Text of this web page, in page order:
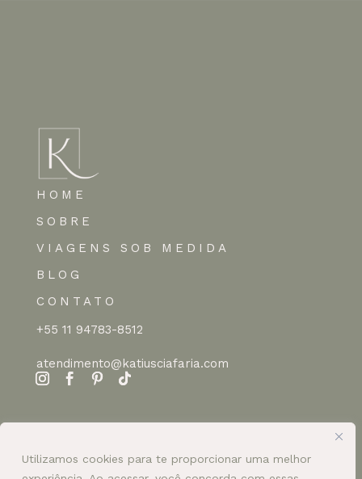
Utilizamos cookies para te proporcionar uma melhor
HOME
SOBRE
VIAGENS SOB MEDIDA
BLOG
CONTATO
+55 11 94783-8512
atendimento@katiusciafaria.com